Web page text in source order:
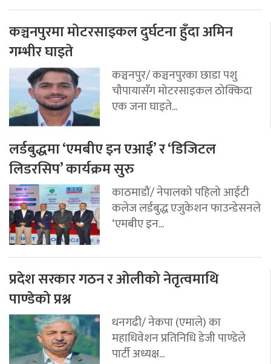
कञ्चनपुरमा मोटरसाइकल दुर्घटना हुँदा अमिन
गम्भीर घाइते
कञ्चनपुर/ कञ्चनपुरका छाडा पशु
चौपायासँग मोटरसाइकल ठोक्किदा
एक जना घाइते...
लर्डबुद्धमा ‘एमबीए इन एआई’ र ‘डिजिटल
लिडरसिप’ कार्यक्रम सुरु
काठमाडौं/ नेपालको पहिलो आईटी
कलेज लर्डबुद्ध एजुकेशन फाउन्डेसनले
‘एमबीए इन...
प्रदेश सरकार गठन र ओलीको नेतृत्वमाथि
पाण्डेको प्रश्न
धनगढी/ नेकपा (एमाले) का
महाधिवेशन प्रतिनिधि डेजी पाण्डेले
पार्टी अध्यक्ष...